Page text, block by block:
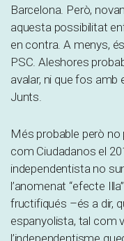
Barcelona. Però,
aquesta possibilitat
en contra. A menys,
PSC. Aleshores
avalar, ni que fos amb
Junts.
Més probable però no
com Ciudadanos el
independentista no
l’anomenat “efecte
fructifiqués –és a dir,
espanyolista, tal com
l’independentisme